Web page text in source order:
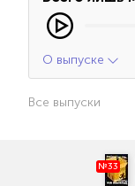
О выпуске
Все выпуски
№33